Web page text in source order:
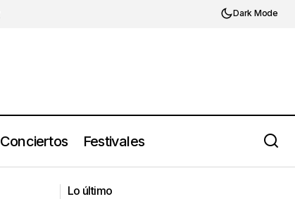
Dark Mode
Conciertos Festivales
México en 2026
Lo último